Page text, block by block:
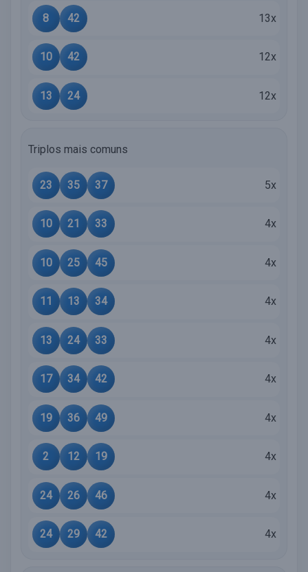
8 42 13x
10 42 12x
13 24 12x
Triplos mais comuns
23 35 37 5x
10 21 33 4x
10 25 45 4x
11 13 34 4x
13 24 33 4x
17 34 42 4x
19 36 49 4x
2 12 19 4x
24 26 46 4x
24 29 42 4x